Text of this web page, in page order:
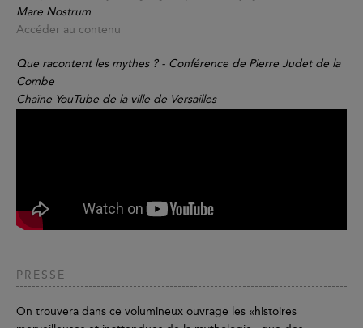
Mare Nostrum
Accéder au contenu
Que racontent les mythes ? - Conférence de Pierre Judet de la
Combe
Chaïne YouTube de la ville de Versailles
PRESSE
On trouvera dans ce volumineux ouvrage les «histoires